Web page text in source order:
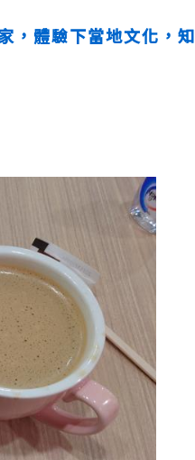
，體驗下當地文化，知